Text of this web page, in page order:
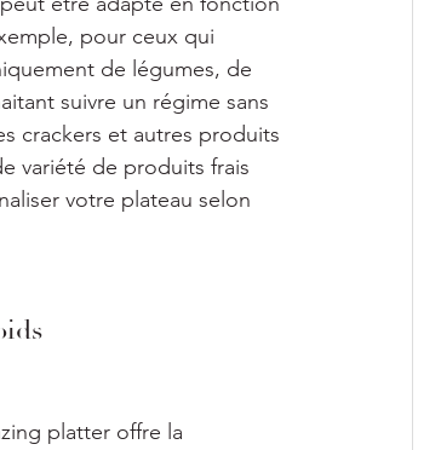
pour ceux qui
de légumes, de
suivre un régime sans
crackers et autres produits
variété de produits frais
votre plateau selon
platter offre la